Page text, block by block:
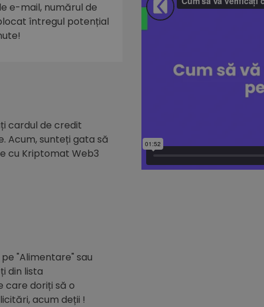
e-mail, numărul de
întregul potențial
cardul de credit
Acum, sunteți gata să
cu Kriptomat Web3
"Alimentare" sau
din lista
care doriți să o
acum deții !